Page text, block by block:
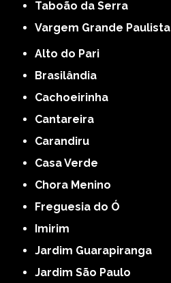
Taboão da Serra
Vargem Grande Paulista
Alto do Pari
Brasilândia
Cachoeirinha
Cantareira
Carandiru
Casa Verde
Chora Menino
Freguesia do Ó
Imirim
Jardim Guarapiranga
Jardim São Paulo